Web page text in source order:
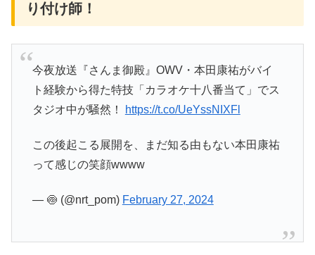
り付け師！
今夜放送『さんま御殿』OWV・本田康祐がバイ
ト経験から得た特技「カラオケ十八番当て」でス
タジオ中が騒然！
https://t.co/UeYssNIXFl
この後起こる展開を、まだ知る由もない本田康祐
って感じの笑顔wwww
— 🍥 (@nrt_pom) February 27, 2024